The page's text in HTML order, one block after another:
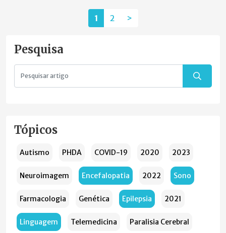
1 2 >
Pesquisa
Tópicos
Autismo PHDA COVID-19 2020 2023
Neuroimagem Encefalopatia 2022 Sono
Farmacologia Genética Epilepsia 2021
Linguagem Telemedicina Paralisia Cerebral